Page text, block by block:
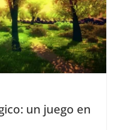
un juego en